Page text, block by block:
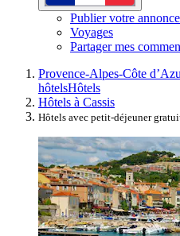
Publier votre annonce
Voyages
Partager mes
Provence-Alpes-Côte
hôtelsHôtels
Hôtels à Cassis
Hôtels avec petit-déjeuner